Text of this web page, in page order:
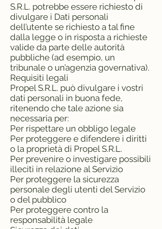
S.R.L. potrebbe essere richiesto di
divulgare i Dati personali
dell’utente se richiesto a tal fine
dalla legge o in risposta a richieste
valide da parte delle autorità
pubbliche (ad esempio, un
tribunale o un’agenzia governativa).
Requisiti legali
Propel S.R.L. può divulgare i vostri
dati personali in buona fede,
ritenendo che tale azione sia
necessaria per:
Per rispettare un obbligo legale
Per proteggere e difendere i diritti
o la proprietà di Propel S.R.L.
Per prevenire o investigare possibili
illeciti in relazione al Servizio
Per proteggere la sicurezza
personale degli utenti del Servizio
o del pubblico
Per proteggere contro la
responsabilità legale